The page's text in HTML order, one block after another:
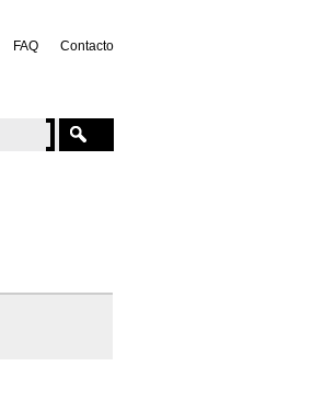
FAQ Contacto